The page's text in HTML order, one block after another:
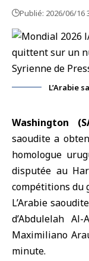
Publié: 2026/06/16
L’Arabie
Washington
saoudite a
homologue
disputée au
compétitions du
L’Arabie
d’Abdulelah
Maximiliano
minute.